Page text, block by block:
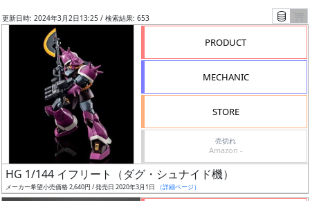
フ
リ
更新日時: 2024年3月2日13:25 / 検索結果: 653
PRODUCT
MECHANIC
STORE
売切れ
Amazon -
HG 1/144 イフリート（ダグ・シュナイド機）
メーカー希望小売価格 2,640円 / 発売日 2020年3月1日 （詳細ページ）